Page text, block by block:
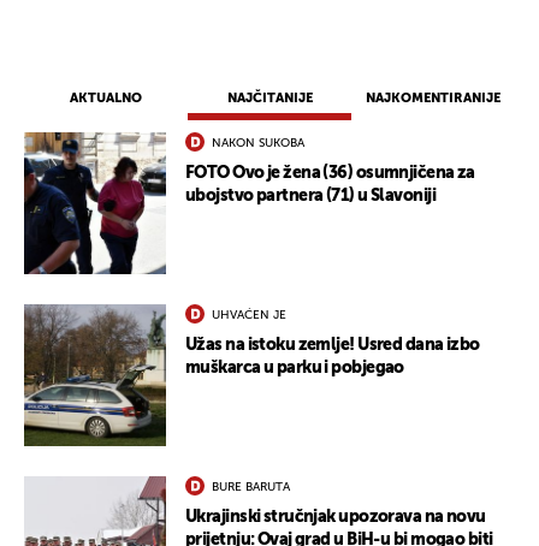
AKTUALNO NAJČITANIJE NAJKOMENTIRANIJE
NAKON SUKOBA
FOTO Ovo je žena (36) osumnjičena za
ubojstvo partnera (71) u Slavoniji
UHVAĆEN JE
Užas na istoku zemlje! Usred dana izbo
muškarca u parku i pobjegao
BURE BARUTA
Ukrajinski stručnjak upozorava na novu
prijetnju: Ovaj grad u BiH-u bi mogao biti